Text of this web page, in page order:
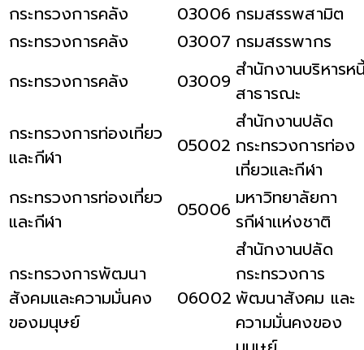
กระทรวงการคลัง
03006 กรมสรรพสามิต
กระทรวงการคลัง
03007 กรมสรรพากร
กระทรวงการคลัง
03009 สำนักงานบริหารห
สาธารณะ
กระทรวงการท่องเที่ยว
และกีฬา
05002
สำนักงานปลัด
กระทรวงการท่อง
เที่ยวและกีฬา
กระทรวงการท่องเที่ยว
และกีฬา
05006 มหาวิทยาลัยกา
รกีฬาเเห่งชาติ
กระทรวงการพัฒนา
สังคมและความมั่นคง
ของมนุษย์
06002
สำนักงานปลัด
กระทรวงการ
พัฒนาสังคม และ
ความมั่นคงของ